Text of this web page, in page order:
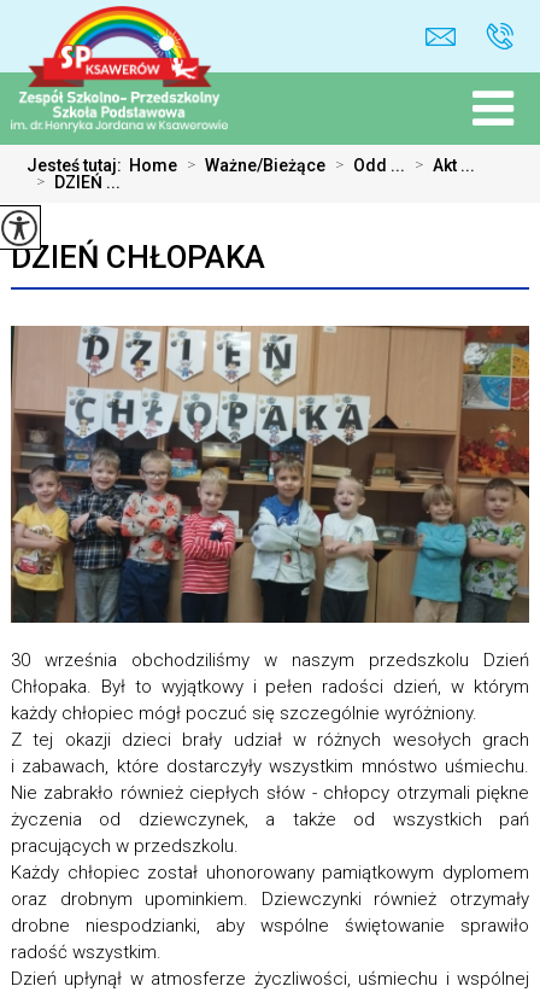
Jesteś tutaj: Home > Ważne/Bieżące > Odd ... > Akt ...
> DZIEŃ ...
DZIEŃ CHŁOPAKA
30 września obchodziliśmy w naszym przedszkolu Dzień
Chłopaka. Był to wyjątkowy i pełen radości dzień, w którym
każdy chłopiec mógł poczuć się szczególnie wyróżniony.
Z tej okazji dzieci brały udział w różnych wesołych grach
i zabawach, które dostarczyły wszystkim mnóstwo uśmiechu.
Nie zabrakło również ciepłych słów - chłopcy otrzymali piękne
życzenia od dziewczynek, a także od wszystkich pań
pracujących w przedszkolu.
Każdy chłopiec został uhonorowany pamiątkowym dyplomem
oraz drobnym upominkiem. Dziewczynki również otrzymały
drobne niespodzianki, aby wspólne świętowanie sprawiło
radość wszystkim.
Dzień upłynął w atmosferze życzliwości, uśmiechu i wspólnej